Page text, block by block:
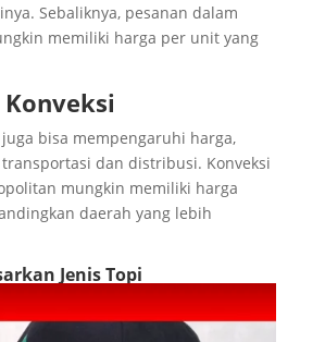
Sebaliknya, pesanan dalam
memiliki harga per unit yang
juga bisa mempengaruhi harga,
dan distribusi. Konveksi
mungkin memiliki harga
daerah yang lebih
Jenis Topi